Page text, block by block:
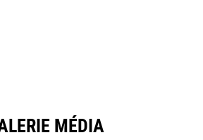
MÉDIA